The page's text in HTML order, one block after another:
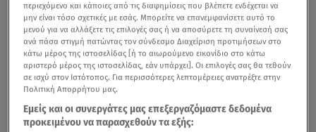
Σαντορίνη: Μετατόπιση της Καλντέρας λόγω των
σεισμών
Ένα λεπτό αργότερα, στη 01:03 σημειώθηκενέα δόνηση
4,2 Ρίχτερ 23χλμ. ΝΝΔ της Ακερσίνης Αμοργούμε
εστιακό βάθος 12,8 χλμ.
Χθες, ο Διευθυντής Ερευνών του Γεωδυναμικού
περιεχόμενο και κάποιες από τις διαφημίσεις που βλέπετε ενδέχεται να
μην είναι τόσο σχετικές με εσάς. Μπορείτε να επανεμφανίσετε αυτό το
μενού για να αλλάξετε τις επιλογές σας ή να αποσύρετε τη συναίνεσή σας
ανά πάσα στιγμή πατώντας τον σύνδεσμο Διαχείριση προτιμήσεων στο
κάτω μέρος της ιστοσελίδας [ή το αιωρούμενο εικονίδιο στο κάτω
αριστερό μέρος της ιστοσελίδας, εάν υπάρχει]. Οι επιλογές σας θα τεθούν
σε ισχύ στον Ιστότοπος. Για περισσότερες λεπτομέρειες ανατρέξτε στην
Πολιτική Απορρήτου μας.
Εμείς και οι συνεργάτες μας επεξεργαζόμαστε δεδομένα
προκειμένου να παρασχεθούν τα εξής: